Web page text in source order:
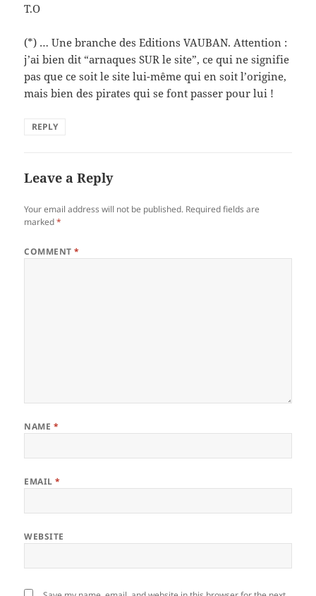
T.O
(*) … Une branche des Editions VAUBAN. Attention :
j’ai bien dit “arnaques SUR le site”, ce qui ne signifie
pas que ce soit le site lui-même qui en soit l’origine,
mais bien des pirates qui se font passer pour lui !
REPLY
Leave a Reply
Your email address will not be published. Required fields are
marked*
COMMENT*
NAME *
EMAIL*
WEBSITE